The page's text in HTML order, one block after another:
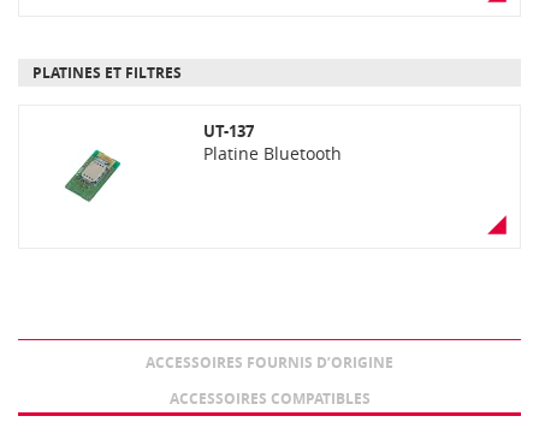
PLATINES ET FILTRES
UT-137
Platine Bluetooth
ACCESSOIRES FOURNIS D’ORIGINE
ACCESSOIRES COMPATIBLES